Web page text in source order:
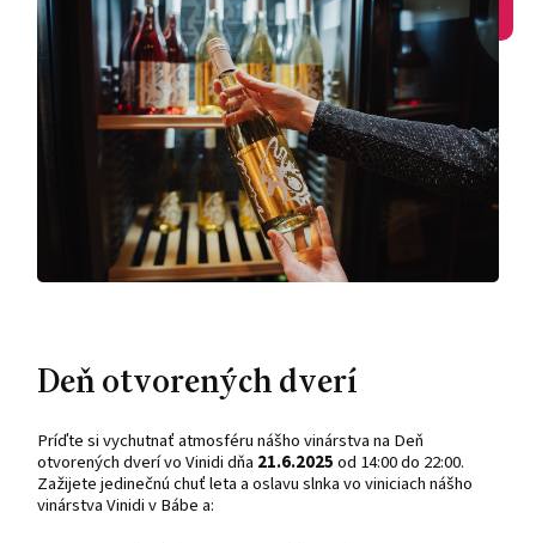
Deň otvorených dverí
Príďte si vychutnať atmosféru nášho vinárstva na Deň
otvorených dverí vo Vinidi dňa 21.6.2025od 14:00 do 22:00.
Zažijete jedinečnú chuť leta a oslavu slnka vo viniciach nášho
vinárstva Vinidi v Bábe a: